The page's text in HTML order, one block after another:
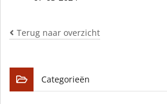
Terug naar overzicht
Categorieën